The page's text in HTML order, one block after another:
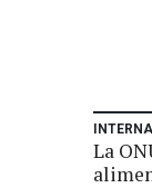
La